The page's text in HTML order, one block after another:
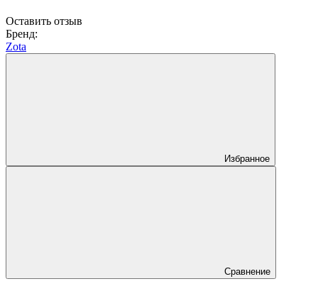
Оставить отзыв
Бренд:
Zota
Избранное
Сравнение